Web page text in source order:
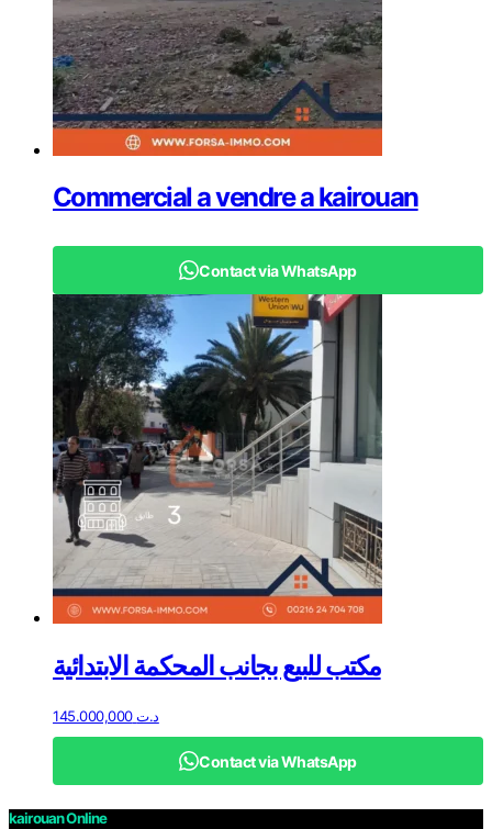
Commercial a vendre a kairouan
Contact via WhatsApp
مكتب للبيع بجانب المحكمة الابتدائية
د.ت145.000,000
Contact via WhatsApp
kairouan Online